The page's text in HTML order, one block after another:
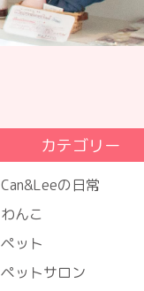
カテゴリー
Can&Leeの日常
わんこ
ペット
ペットサロン